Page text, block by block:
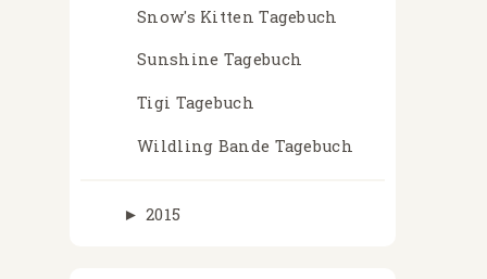
Snow's Kitten Tagebuch
Sunshine Tagebuch
Tigi Tagebuch
Wildling Bande Tagebuch
► 2015